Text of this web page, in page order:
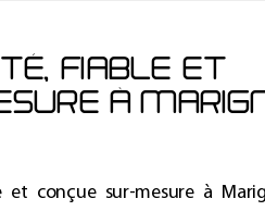
FIABLE ET
À
conçue sur-mesure à